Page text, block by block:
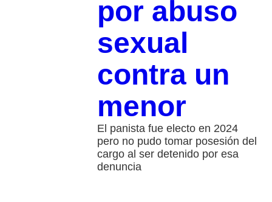
por abuso
sexual
contra un
menor
El panista fue electo en 2024
pero no pudo tomar posesión del
cargo al ser detenido por esa
denuncia